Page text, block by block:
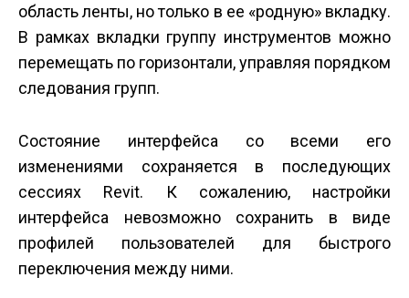
область ленты, но только в ее «родную» вкладку.
В рамках вкладки группу инструментов можно
перемещать по горизонтали, управляя порядком
следования групп.
Состояние интерфейса со всеми его
изменениями сохраняется в последующих
сессиях Revit. К сожалению, настройки
интерфейса невозможно сохранить в виде
профилей пользователей для быстрого
переключения между ними.